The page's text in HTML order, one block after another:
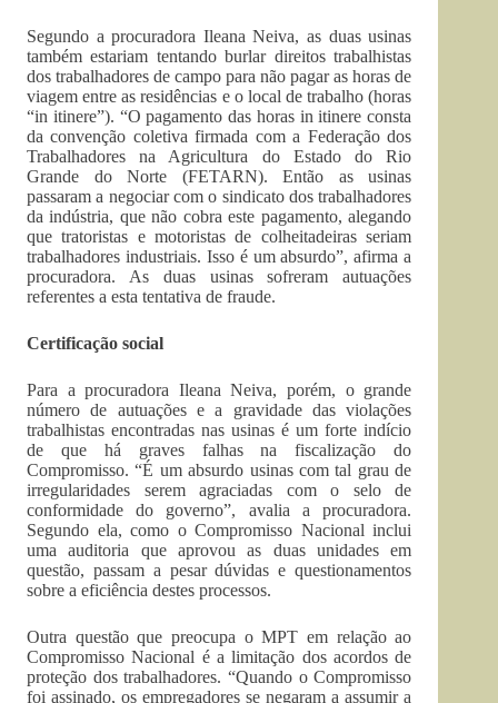
Segundo a procuradora Ileana Neiva, as duas usinas
também estariam tentando burlar direitos trabalhistas
dos trabalhadores de campo para não pagar as horas de
viagem entre as residências e o local de trabalho (horas
“in itinere”). “O pagamento das horas in itinere consta
da convenção coletiva firmada com a Federação dos
Trabalhadores na Agricultura do Estado do Rio
Grande do Norte (FETARN). Então as usinas
passaram a negociar com o sindicato dos trabalhadores
da indústria, que não cobra este pagamento, alegando
que tratoristas e motoristas de colheitadeiras seriam
trabalhadores industriais. Isso é um absurdo”, afirma a
procuradora. As duas usinas sofreram autuações
referentes a esta tentativa de fraude.
Certificação social
Para a procuradora Ileana Neiva, porém, o grande
número de autuações e a gravidade das violações
trabalhistas encontradas nas usinas é um forte indício
de que há graves falhas na fiscalização do
Compromisso. “É um absurdo usinas com tal grau de
irregularidades serem agraciadas com o selo de
conformidade do governo”, avalia a procuradora.
Segundo ela, como o Compromisso Nacional inclui
uma auditoria que aprovou as duas unidades em
questão, passam a pesar dúvidas e questionamentos
sobre a eficiência destes processos.
Outra questão que preocupa o MPT em relação ao
Compromisso Nacional é a limitação dos acordos de
proteção dos trabalhadores. “Quando o Compromisso
foi assinado, os empregadores se negaram a assumir a